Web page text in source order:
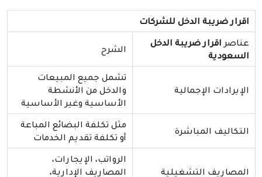
اقرار ضريبة الدخل للشركات
عناصر اقرار ضريبة الدخل
السعودية
الشرح
الإيرادات الإجمالية
تشمل جميع المبيعات
والدخل من الأنشطة
الأساسية وغير الأساسية
التكاليف المباشرة
مثل تكلفة البضائع المباعة
أو تكلفة تقديم الخدمات
المصاريف التشغيلية
الرواتب، الإيجارات،
المصاريف الإدارية،